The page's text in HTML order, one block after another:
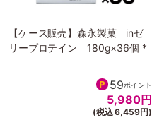
【ケース販売】森永製菓 inゼ
リープロテイン 180g×36個 *
59ポイント
5,980円
(税込 6,459円)